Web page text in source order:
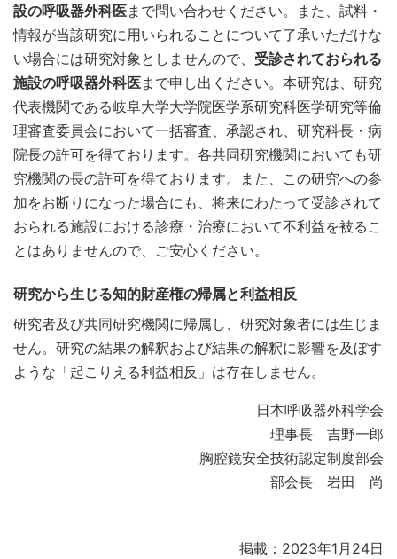
設の呼吸器外科医まで問い合わせください。また、試料・
情報が当該研究に用いられることについて了承いただけな
い場合には研究対象としませんので、 受診されておられる
施設の呼吸器外科医まで申し出ください。本研究は、研究
代表機関である岐阜大学大学院医学系研究科医学研究等倫
理審査委員会において一括審査、承認され、研究科長・病
院長の許可を得ております。各共同研究機関においても研
究機関の長の許可を得ております。また、この研究への参
加をお断りになった場合にも、将来にわたって受診されて
おられる施設における診療・治療において不利益を被るこ
とはありませんので、ご安心ください。
研究から生じる知的財産権の帰属と利益相反
研究者及び共同研究機関に帰属し、研究対象者には生じま
せん。研究の結果の解釈および結果の解釈に影響を及ぼす
ような「起こりえる利益相反」は存在しません。
日本呼吸器外科学会
理事長 吉野一郎
胸腔鏡安全技術認定制度部会
部会長 岩田 尚
掲載：2023年1月24日